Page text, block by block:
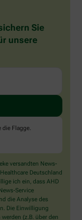
Sie
unsere
die Flagge.
versandten News-
Deutschland
ich ein, dass AHD
Service
die Analyse des
Die Einwilligung
(z.B. über den